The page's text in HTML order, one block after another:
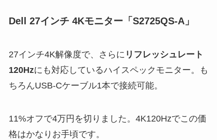
Dell 27インチ 4Kモニター「S2725QS-A」
27インチ4K解像度で、さらに リフレッシュレート
120Hzにも対応しているハイスペックモニター。も
ちろんUSB-Cケーブル1本で接続可能。
11%オフで4万円を切りました。4K120Hzでこの価
格はかなりお手頃です。